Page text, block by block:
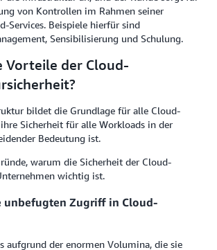
von Kontrollen im Rahmen seiner
Services. Beispiele hierfür sind
Sensibilisierung und Schulung.
Vorteile der Cloud-
bildet die Grundlage für alle Cloud-
ihre Sicherheit für alle Workloads in der
Bedeutung ist.
warum die Sicherheit der Cloud-
wichtig ist.
unbefugten Zugriff in Cloud-
aufgrund der enormen Volumina, die sie